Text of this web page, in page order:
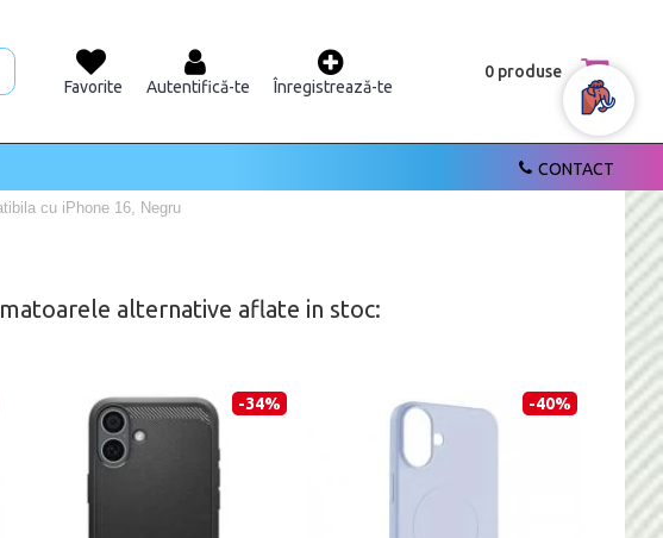
Favorite Autentifică-te Înregistrează-te
0 produse
CONTACT
cu iPhone 16, Negru
alternative aflate in stoc:
-34% -40%